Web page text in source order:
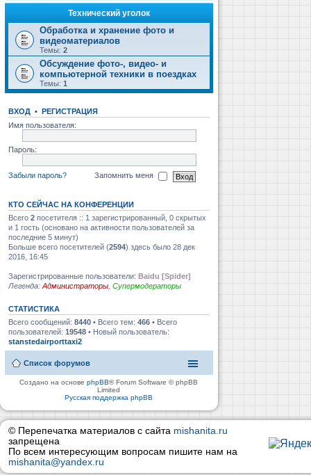
Технический уголок
Обработка и хранение фото и
видеоматериалов
Темы: 2
Обсуждение фото-, видео- и
компьютерной техники в поездках
Темы: 1
ВХОД • РЕГИСТРАЦИЯ
Имя пользователя:
Пароль:
Забыли пароль? Запомнить меня
КТО СЕЙЧАС НА КОНФЕРЕНЦИИ
Всего 2 посетителя :: 1 зарегистрированный, 0 скрытых
и 1 гость (основано на активности пользователей за
последние 5 минут)
Больше всего посетителей (2594) здесь было 28 дек
2016, 16:45
Зарегистрированные пользователи: Baidu [Spider]
Легенда: Администраторы Супермодераторы
СТАТИСТИКА
Всего сообщений: 8440 • Всего тем: 466 • Всего
пользователей: 19548 • Новый пользователь:
stanstedairporttaxi2
Список форумов
Создано на основеphpBB® Forum Software © phpBB
Limited
Русская поддержка phpBB
© Перепечатка материалов с сайта mishanita.ru
запрещена
По всем интересующим вопросам пишите нам на
mishanita@yandex.ru